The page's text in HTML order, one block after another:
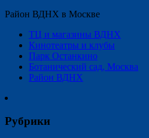
Район ВДНХ в Москве
ТЦ и магазины ВДНХ
Кинотеатры и клубы
Парк Останкино
Ботанический сад, Москва
Район ВДНХ
Рубрики